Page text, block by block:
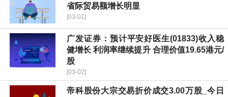
省际贸易额增长明显
[03-02]
广发证券：预计平安好医生(01833)收入稳
健增长 利润率继续提升 合理价值19.65港元/
股
[03-02]
帝科股份大宗交易折价成交3.00万股_今日